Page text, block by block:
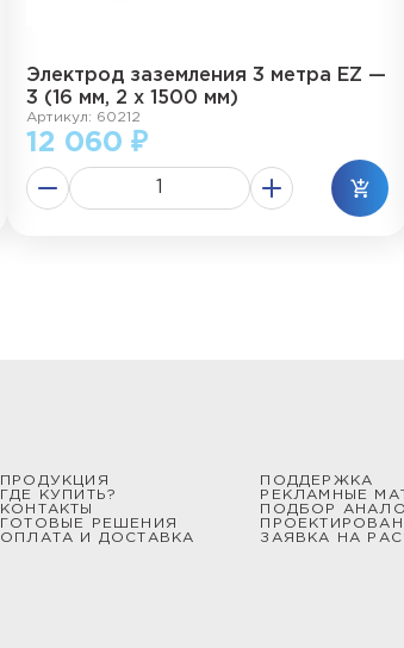
Электрод заземления 3 метра EZ —
3 (16 мм, 2 х 1500 мм)
Артикул: 60212
12 060 ₽
ПРОДУКЦИЯ
ГДЕ КУПИТЬ?
КОНТАКТЫ
ГОТОВЫЕ РЕШЕНИЯ
ОПЛАТА И ДОСТАВКА
ПОДДЕРЖКА
РЕКЛАМНЫЕ
ПОДБОР
ЗАЯВКА НА